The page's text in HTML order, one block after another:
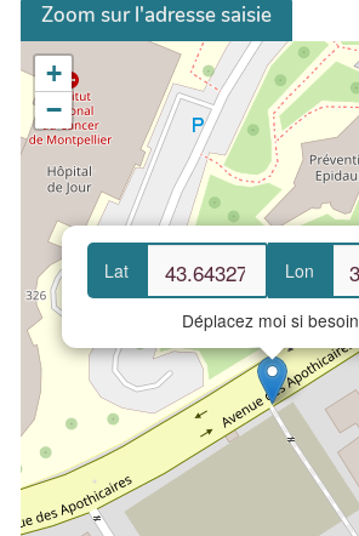
Zoom sur l'adresse saisie
Lat Lon
Déplacez moi si besoin
+
−